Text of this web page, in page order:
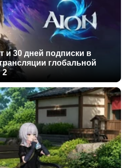
и 30 дней подписки в
глобальной
2